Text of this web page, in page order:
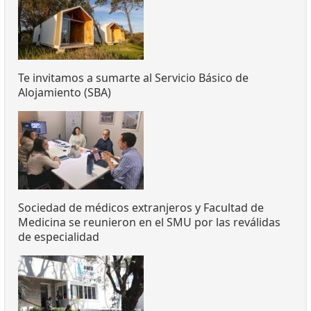
Te invitamos a sumarte al Servicio Básico de
Alojamiento (SBA)
Sociedad de médicos extranjeros y Facultad de
Medicina se reunieron en el SMU por las reválidas
de especialidad